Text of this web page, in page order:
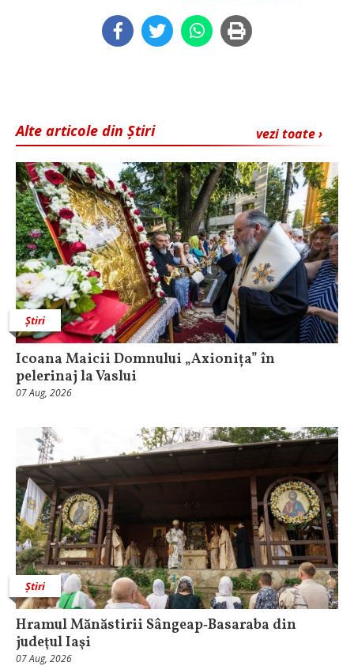
vezi toate ›
Alte articole din Știri
Știri
Icoana Maicii Domnului „Axionița” în
pelerinaj la Vaslui
07 Aug, 2026
Știri
Hramul Mănăstirii Sângeap‑Basaraba din
judeţul Iaşi
07 Aug, 2026